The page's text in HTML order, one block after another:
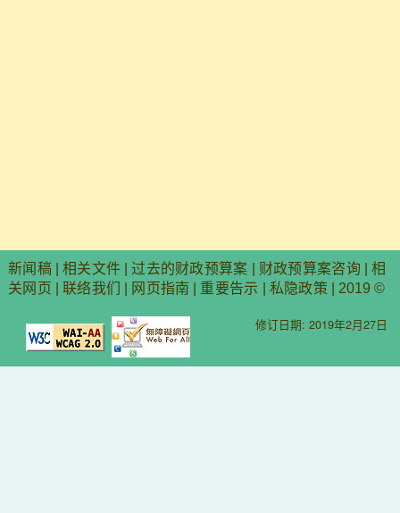
新闻稿| 相关文件 |过去的财政预算案 财政预算案咨询 |相
关网页
联络我们 网页指南 重要告示 私隐政策 | 2019 ©
修订日期: 2019年2月27日